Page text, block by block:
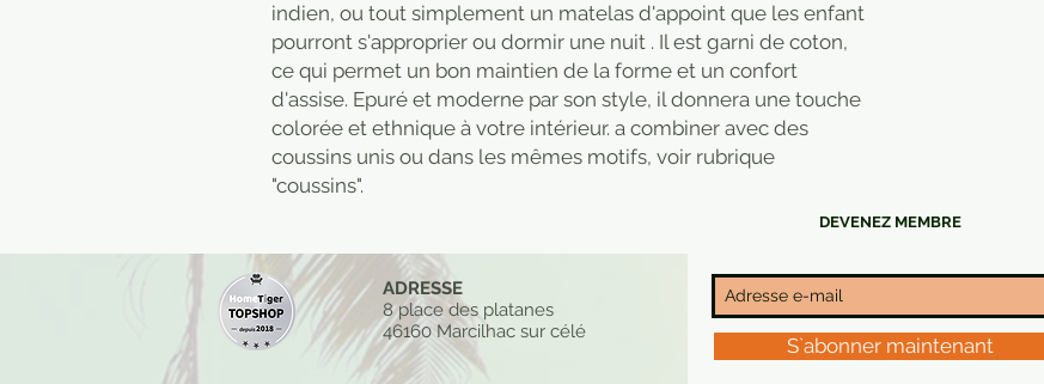
indien, ou tout simplement un matelas d'appoint que les enfant
pourront s'approprier ou dormir une nuit . Il est garni de coton,
ce qui permet un bon maintien de la forme et un confort
d'assise. Epuré et moderne par son style, il donnera une touche
colorée et ethnique à votre intérieur. a combiner avec des
coussins unis ou dans les mêmes motifs, voir rubrique
"coussins".
DEVENEZ MEMBRE
ADRESSE
8 place des platanes
46160 Marcilhac sur célé
S`abonner maintenant